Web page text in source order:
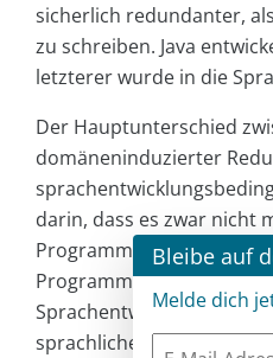
sicherlich redundanter,
zu schreiben. Java
letzterer wurde in die
Der Hauptunterschied
domäneninduzierter
darin, dass es zwar nicht
Programmierdomänen in
Programmiersprache
Sprachentwicklung aber
sprachliche Mängel
Bleibe auf
Melde dich